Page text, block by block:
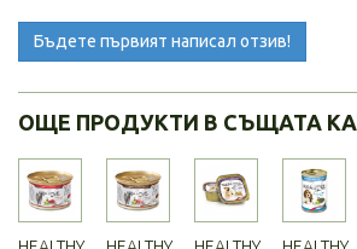
Бъдете първият написал отзив!
ОЩЕ ПРОДУКТИ В СЪЩАТА